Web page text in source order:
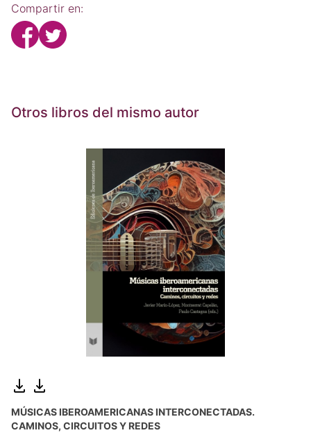
Compartir en:
Otros libros del mismo autor
MÚSICAS IBEROAMERICANAS INTERCONECTADAS.
CAMINOS, CIRCUITOS Y REDES